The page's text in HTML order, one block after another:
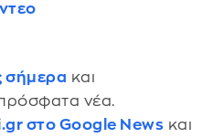
σήμερα και
νέα.
στο Google News και